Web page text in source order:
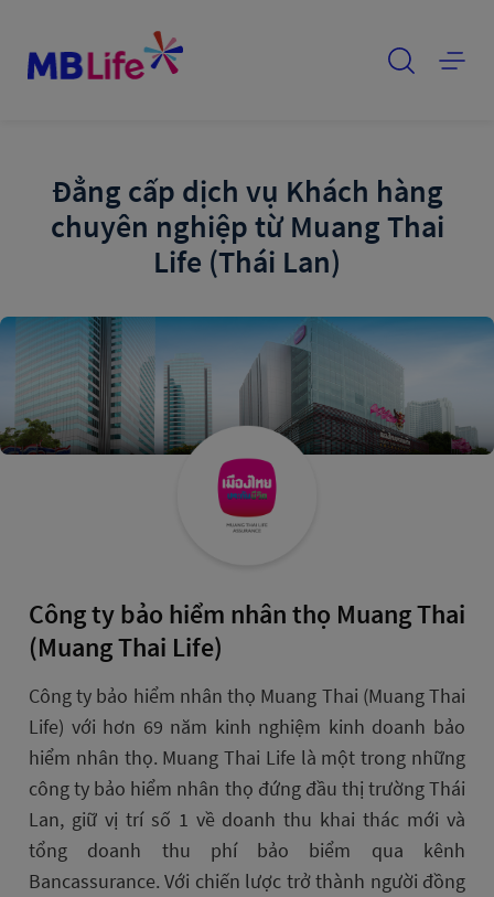
Đẳng cấp dịch vụ Khách hàng
chuyên nghiệp từ Muang Thai
Life (Thái Lan)
Công ty bảo hiểm nhân thọ Muang Thai
(Muang Thai Life)
Công ty bảo hiểm nhân thọ Muang Thai (Muang Thai
Life) với hơn 69 năm kinh nghiệm kinh doanh bảo
hiểm nhân thọ. Muang Thai Life là một trong những
công ty bảo hiểm nhân thọ đứng đầu thị trường Thái
Lan, giữ vị trí số 1 về doanh thu khai thác mới và
tổng doanh thu phí bảo biểm qua kênh
Bancassurance. Với chiến lược trở thành người đồng